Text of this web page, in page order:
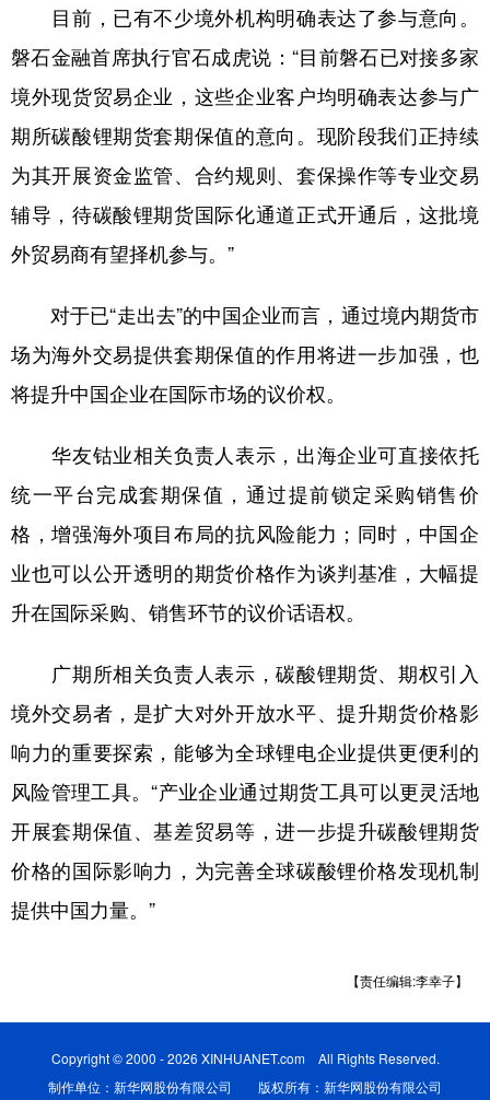
目前，已有不少境外机构明确表达了参与意向。
磐石金融首席执行官石成虎说：“目前磐石已对接多家
境外现货贸易企业，这些企业客户均明确表达参与广
期所碳酸锂期货套期保值的意向。现阶段我们正持续
为其开展资金监管、合约规则、套保操作等专业交易
辅导，待碳酸锂期货国际化通道正式开通后，这批境
外贸易商有望择机参与。”
对于已“走出去”的中国企业而言，通过境内期货市
场为海外交易提供套期保值的作用将进一步加强，也
将提升中国企业在国际市场的议价权。
华友钴业相关负责人表示，出海企业可直接依托
统一平台完成套期保值，通过提前锁定采购销售价
格，增强海外项目布局的抗风险能力；同时，中国企
业也可以公开透明的期货价格作为谈判基准，大幅提
升在国际采购、销售环节的议价话语权。
广期所相关负责人表示，碳酸锂期货、期权引入
境外交易者，是扩大对外开放水平、提升期货价格影
响力的重要探索，能够为全球锂电企业提供更便利的
风险管理工具。“产业企业通过期货工具可以更灵活地
开展套期保值、基差贸易等，进一步提升碳酸锂期货
价格的国际影响力，为完善全球碳酸锂价格发现机制
提供中国力量。”
【责任编辑:李幸子】
Copyright © 2000 - 2026 XINHUANET.com All Rights Reserved.
制作单位：新华网股份有限公司 版权所有：新华网股份有限公司